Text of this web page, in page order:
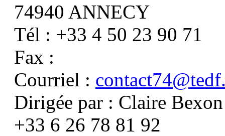
74940 ANNECY
Tél : +33 4 50 23 90 71
Fax :
Courriel :
Dirigée par : Claire Bexon
+33 6 26 78 81 92